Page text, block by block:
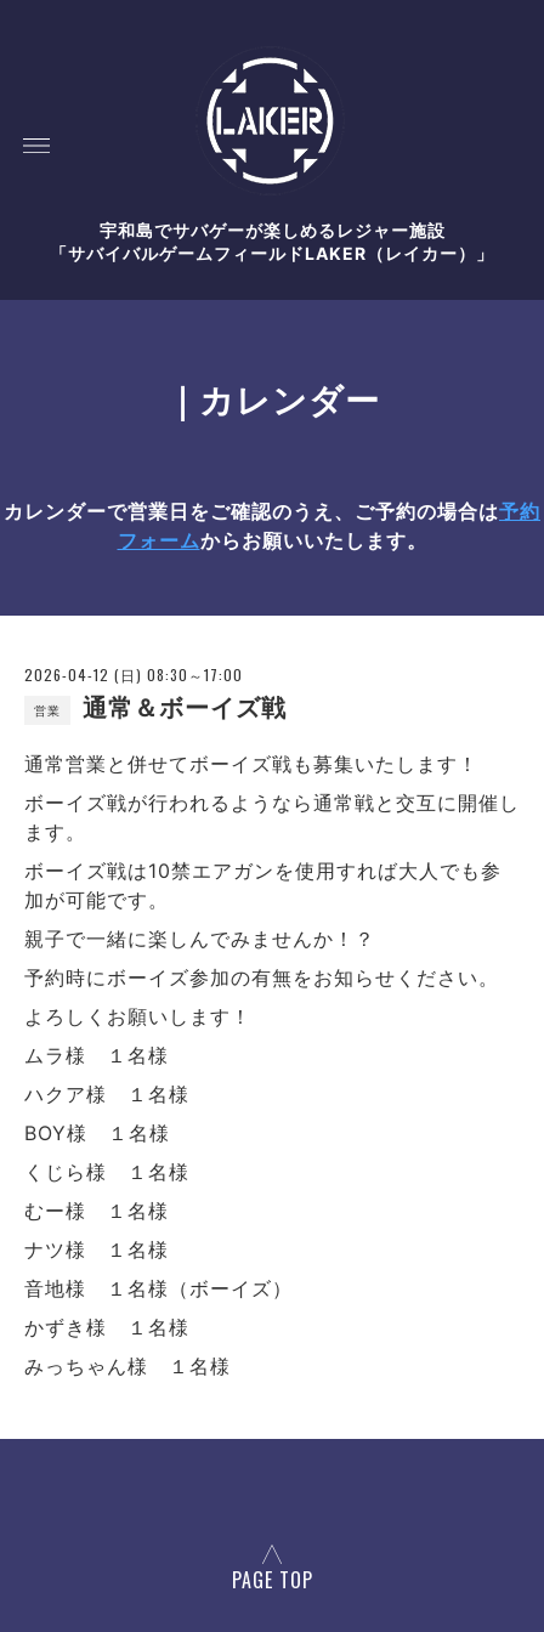
宇和島でサバゲーが楽しめるレジャー施設
「サバイバルゲームフィールドLAKER（レイカー）」
｜カレンダー
カレンダーで営業日をご確認のうえ、ご予約の場合は予約
フォームからお願いいたします。
2026-04-12 (日) 08:30～17:00
営業 通常＆ボーイズ戦
通常営業と併せてボーイズ戦も募集いたします！
ボーイズ戦が行われるようなら通常戦と交互に開催し
ます。
ボーイズ戦は10禁エアガンを使用すれば大人でも参
加が可能です。
親子で一緒に楽しんでみませんか！？
予約時にボーイズ参加の有無をお知らせください。
よろしくお願いします！
ムラ様 １名様
ハクア様 １名様
BOY様 １名様
くじら様 １名様
むー様 １名様
ナツ様 １名様
音地様 １名様（ボーイズ）
かずき様 １名様
みっちゃん様 １名様
PAGE TOP